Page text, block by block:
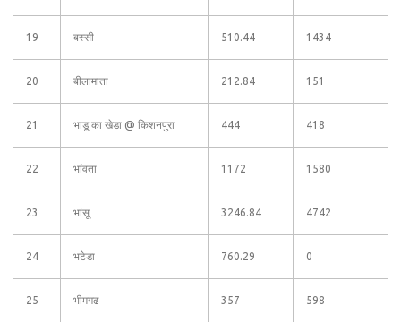
19 बस्सी 510.44 1434
20 बीलामाता 212.84 151
21 भाडू का खेडा @ किशनपुरा 444 418
22 भांवता 1172 1580
23 भांसू 3246.84 4742
24 भटेडा 760.29 0
25 भीमगढ 357 598